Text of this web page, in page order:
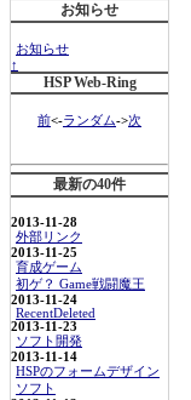
お知らせ
お知らせ
↑
HSP Web-Ring
前<-ランダム->次
最新の40件
2013-11-28
外部リンク
2013-11-25
育成ゲーム
初ゲ？ Game戦闘魔王
2013-11-24
RecentDeleted
2013-11-23
ソフト開発
2013-11-14
HSPのフォームデザイン
ソフト